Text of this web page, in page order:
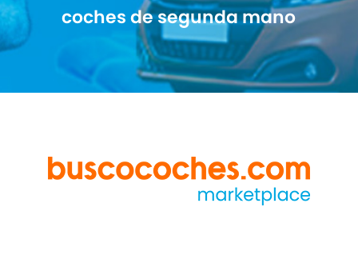
coches de segunda mano